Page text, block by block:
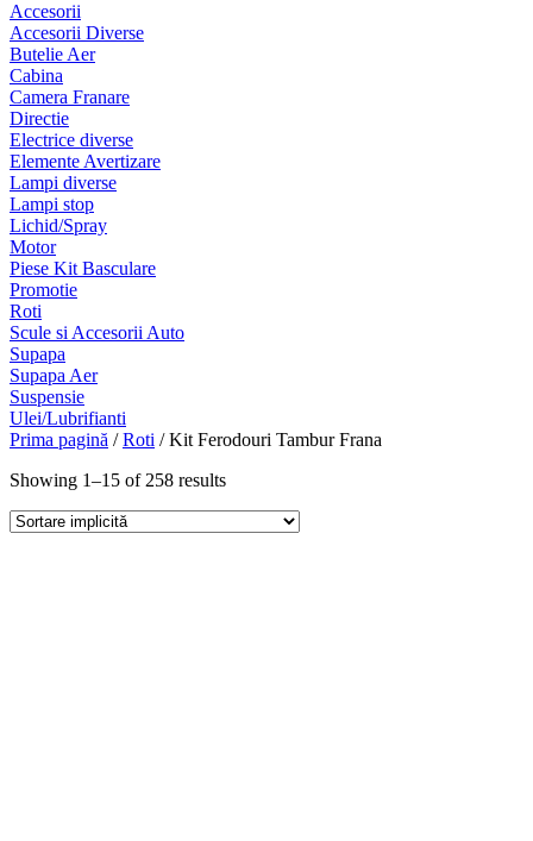
Accesorii
Accesorii Diverse
Butelie Aer
Cabina
Camera Franare
Directie
Electrice diverse
Elemente Avertizare
Lampi diverse
Lampi stop
Lichid/Spray
Motor
Piese Kit Basculare
Promotie
Roti
Scule si Accesorii Auto
Supapa
Supapa Aer
Suspensie
Ulei/Lubrifianti
Prima pagină /Roti / Kit Ferodouri Tambur Frana
Showing 1–15 of 258 results